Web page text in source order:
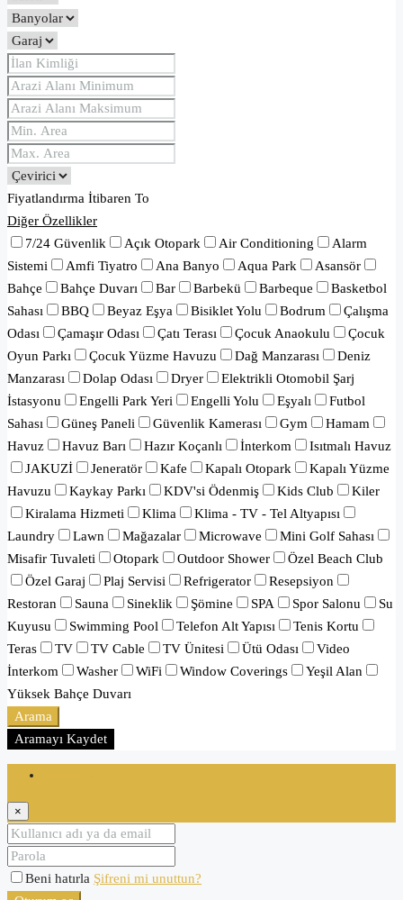
Fiyatlandırma İtibaren To
Diğer Özellikler
7/24 Güvenlik
Açık Otopark Air Conditioning
Alarm
Sistemi
Amfi Tiyatro Ana Banyo Aqua Park
Asansör
Bahçe
Bahçe Duvarı Bar Barbekü Barbeque
Basketbol
Sahası
BBQ Beyaz Eşya Bisiklet Yolu Bodrum
Çalışma
Odası
Çamaşır Odası Çatı Terası Çocuk Anaokulu
Çocuk
Oyun Parkı
Çocuk Yüzme Havuzu Dağ Manzarası
Deniz
Manzarası
Dolap Odası Dryer
Elektrikli Otomobil Şarj
İstasyonu
Engelli Park Yeri Engelli Yolu Eşyalı
Futbol
Sahası
Güneş Paneli Güvenlik Kamerası Gym
Hamam
Havuz
Havuz Barı Hazır Koçanlı İnterkom
Isıtmalı Havuz
JAKUZİ
Jeneratör Kafe Kapalı Otopark
Kapalı Yüzme
Havuzu
Kaykay Parkı KDV'si Ödenmiş Kids Club
Kiler
Kiralama Hizmeti
Klima
Klima - TV - Tel Altyapısı
Laundry
Lawn Mağazalar Microwave
Mini Golf Sahası
Misafir Tuvaleti
Otopark Outdoor Shower
Özel Beach Club
Özel Garaj
Plaj Servisi Refrigerator
Resepsiyon
Restoran
Sauna Sineklik Şömine SPA Spor Salonu
Su
Kuyusu
Swimming Pool Telefon Alt Yapısı
Tenis Kortu
Teras
TV TV Cable TV Ünitesi Ütü Odası
Video
İnterkom
Washer WiFi Window Coverings
Yeşil Alan
Yüksek Bahçe Duvarı
Arama
Aramayı Kaydet
×
Beni hatırla Şifreni mi unuttun?